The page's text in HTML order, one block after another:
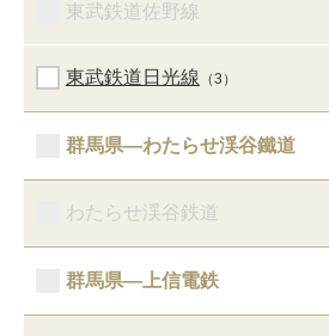
東武鉄道佐野線
東武鉄道日光線 （3）
群馬県―わたらせ渓谷鐵道
わたらせ渓谷鉄道
群馬県―上信電鉄